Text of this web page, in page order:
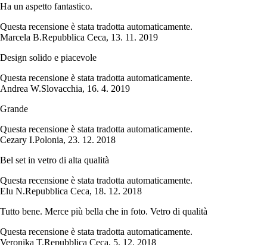
Ha un aspetto fantastico.
Questa recensione è stata tradotta automaticamente.
Marcela B.Repubblica Ceca, 13. 11. 2019
Design solido e piacevole
Questa recensione è stata tradotta automaticamente.
Andrea W.Slovacchia, 16. 4. 2019
Grande
Questa recensione è stata tradotta automaticamente.
Cezary I.Polonia, 23. 12. 2018
Bel set in vetro di alta qualità
Questa recensione è stata tradotta automaticamente.
Elu N.Repubblica Ceca, 18. 12. 2018
Tutto bene. Merce più bella che in foto. Vetro di qualità
Questa recensione è stata tradotta automaticamente.
Veronika T.Repubblica Ceca, 5. 12. 2018